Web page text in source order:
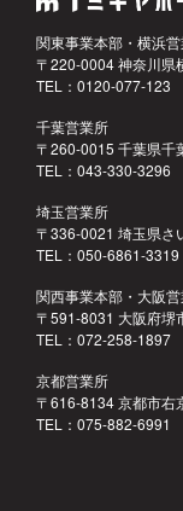
関東事業本部・横浜
〒220-0004 神奈川県
TEL：0120-077-123
千葉営業所
〒260-0015 千葉県千
TEL：043-330-3296
埼玉営業所
〒336-0021 埼玉県さ
TEL：050-6861-3319
関西事業本部・大阪
〒591-8031 大阪府堺
TEL：072-258-1897
京都営業所
〒616-8134 京都市右
TEL：075-882-6991